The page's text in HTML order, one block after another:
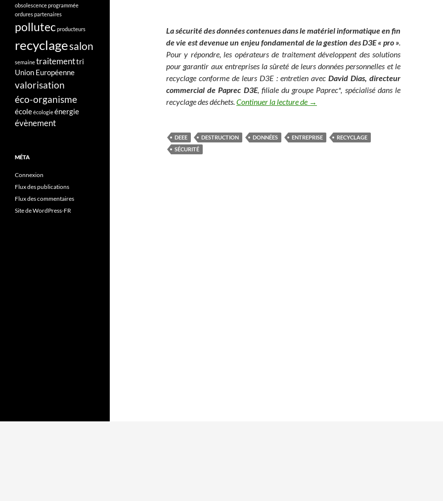
La sécurité des données contenues dans le matériel informatique en fin
de vie est devenue un enjeu fondamental de la gestion des D3E « pro ».
Pour y répondre, les opérateurs de traitement développent des solutions
pour garantir aux entreprises la sûreté de leurs données personnelles et le
recyclage conforme de leurs D3E : entretien avec David Dias, directeur
commercial de Paprec D3E, filiale du groupe Paprec*, spécialisé dans le
recyclage des déchets.Continuer la lecture de Paprec D3E assure la sécurité des
→
DEEE DESTRUCTION DONNÉES ENTREPRISE
RECYCLAGE
SÉCURITÉ
obsolescence programmée
ordurespartenaires
pollutec producteurs
recyclagesalon
semainetraitementtri
Union Européenne
valorisation
éco-organisme
écoleécologieénergie
évènement
MÉTA
Connexion
Flux des publications
Flux des commentaires
Site de WordPress-FR